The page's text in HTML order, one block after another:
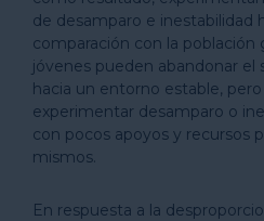
de desamparo e inestabilidad
comparación con la población
jóvenes pueden abandonar el
hacia un entorno estable,
experimentar desamparo o
con pocos apoyos y recursos
mismos.
En respuesta a la